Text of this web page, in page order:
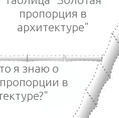
пропорция в
архитектуре"
я знаю о
в